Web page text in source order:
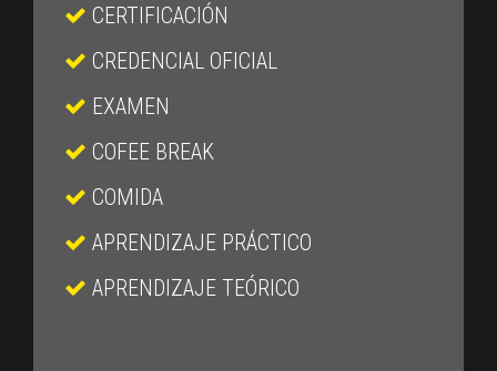
CERTIFICACIÓN
CREDENCIAL OFICIAL
EXAMEN
COFEE BREAK
COMIDA
APRENDIZAJE PRÁCTICO
APRENDIZAJE TEÓRICO